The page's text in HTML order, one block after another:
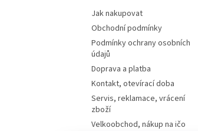
Jak nakupovat
Obchodní podmínky
Podmínky ochrany osobních
údajů
Doprava a platba
Kontakt, otevírací doba
Servis, reklamace, vrácení
zboží
Velkoobchod, nákup na ičo